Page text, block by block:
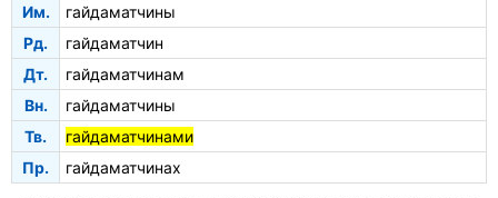
Им.
гайдаматчины
Рд.
гайдаматчин
Дт.
гайдаматчинам
Вн.
гайдаматчины
Тв.
гайдаматчинами
Пр.
гайдаматчинах